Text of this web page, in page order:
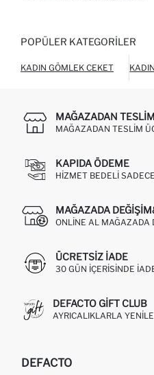
POPÜLER KATEGORILER
KADIN GÖMLEK CEKET
MAĞAZADAN
MAĞAZADAN TESLIM
KAPIDA ÖDEME
HIZMET BEDELI
MAĞAZADA
ONLINE AL MAĞAZADA
ÜCRETSIZ IADE
30 GÜN IÇERISINDE
DEFACTO GIFT CLUB
AYRICALIKLARLA
DEFACTO